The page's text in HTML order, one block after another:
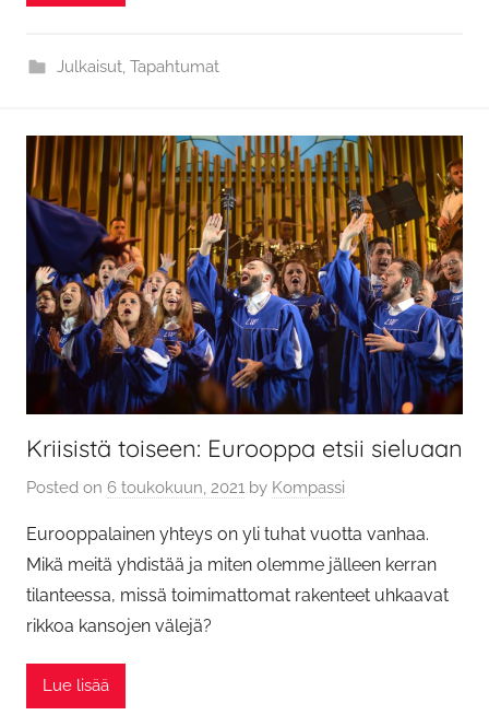
Julkaisut, Tapahtumat
Kriisistä toiseen: Eurooppa etsii sieluaan
Posted on 6 toukokuun, 2021 by Kompassi
Eurooppalainen yhteys on yli tuhat vuotta vanhaa.
Mikä meitä yhdistää ja miten olemme jälleen kerran
tilanteessa, missä toimimattomat rakenteet uhkaavat
rikkoa kansojen välejä?
Lue lisää